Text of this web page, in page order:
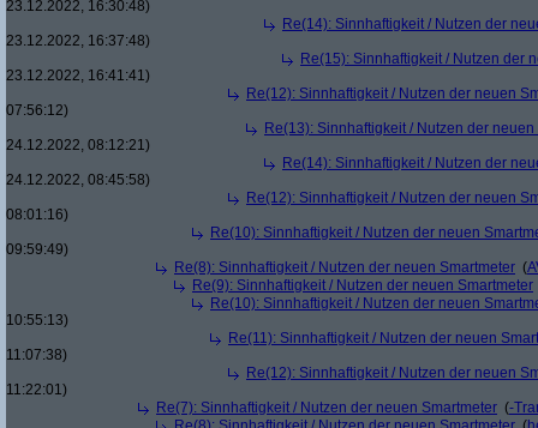
23.12.2022, 16:30:48)
Re(14): Sinnhaftigkeit / Nutzen der
23.12.2022, 16:37:48)
Re(15): Sinnhaftigkeit / Nutzen der
23.12.2022, 16:41:41)
Re(12): Sinnhaftigkeit / Nutzen der neuen
07:56:12)
Re(13): Sinnhaftigkeit / Nutzen der neuen
24.12.2022, 08:12:21)
Re(14): Sinnhaftigkeit / Nutzen der
24.12.2022, 08:45:58)
Re(12): Sinnhaftigkeit / Nutzen der neuen
08:01:16)
Re(10): Sinnhaftigkeit / Nutzen der neuen
09:59:49)
Re(8): Sinnhaftigkeit / Nutzen der neuen Smartmeter (
Re(9): Sinnhaftigkeit / Nutzen der neuen Smartmeter
Re(10): Sinnhaftigkeit / Nutzen der neuen
10:55:13)
Re(11): Sinnhaftigkeit / Nutzen der neuen
11:07:38)
Re(12): Sinnhaftigkeit / Nutzen der neuen
11:22:01)
Re(7): Sinnhaftigkeit / Nutzen der neuen Smartmeter (-